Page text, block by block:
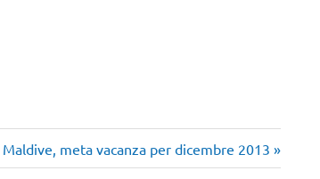
Articolo
successivo:
Maldive, meta vacanza per dicembre 2013